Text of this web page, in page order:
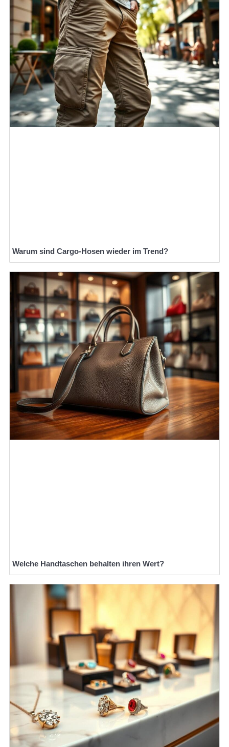
Warum sind Cargo-Hosen wieder im Trend?
Welche Handtaschen behalten ihren Wert?